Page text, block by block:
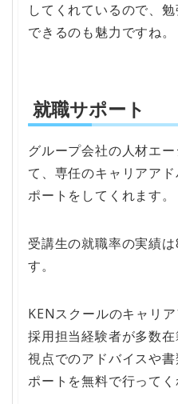
してくれているので、
できるのも魅力ですね。
就職サポート
グループ会社の人材エ
て、専任のキャリアア
ポートをしてくれます。
受講生の就職率の実績
す。
KENスクールのキャリ
採用担当経験者が多数
視点でのアドバイスや
ポートを無料で行ってく